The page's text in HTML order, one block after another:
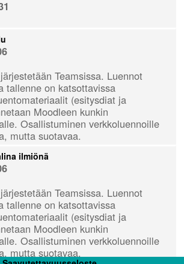
Teamsissa. Luennot
tallenne on katsottavissa
(esitysdiat ja
Moodleen kunkin
Osallistuminen verkkoluennoille
mutta suotavaa.
ilmiönä
Teamsissa. Luennot
tallenne on katsottavissa
(esitysdiat ja
Moodleen kunkin
Osallistuminen verkkoluennoille
mutta suotavaa.